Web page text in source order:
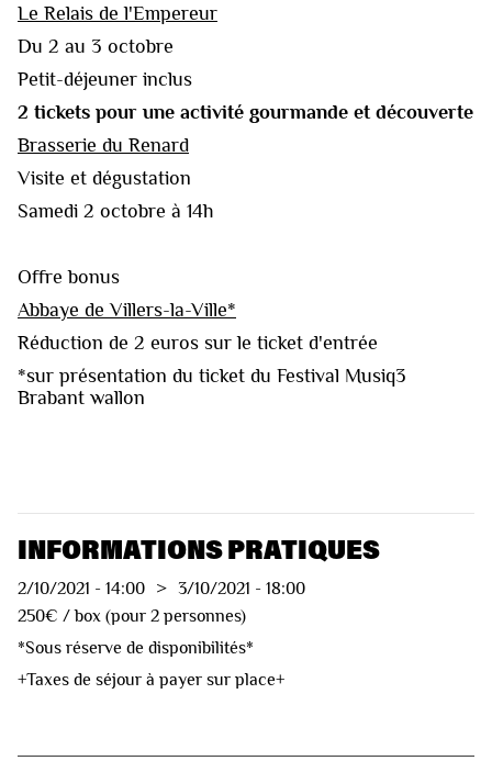
Le Relais de l'Empereur
Du 2 au 3 octobre
Petit-déjeuner inclus
2 tickets pour une activité gourmande et découverte
Brasserie du Renard
Visite et dégustation
Samedi 2 octobre à 14h
Offre bonus
Abbaye de Villers-la-Ville*
Réduction de 2 euros sur le ticket d'entrée
*sur présentation du ticket du Festival Musiq3
Brabant wallon
INFORMATIONS PRATIQUES
2/10/2021 - 14:00 > 3/10/2021 - 18:00
250€ / box (pour 2 personnes)
*Sous réserve de disponibilités*
+Taxes de séjour à payer sur place+